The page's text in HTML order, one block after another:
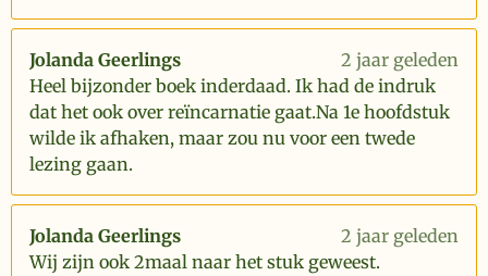
Jolanda Geerlings
2 jaar geleden
Heel bijzonder boek inderdaad. Ik had de indruk
dat het ook over reïncarnatie gaat.Na 1e hoofdstuk
wilde ik afhaken, maar zou nu voor een twede
lezing gaan.
Jolanda Geerlings
2 jaar geleden
Wij zijn ook 2maal naar het stuk geweest.